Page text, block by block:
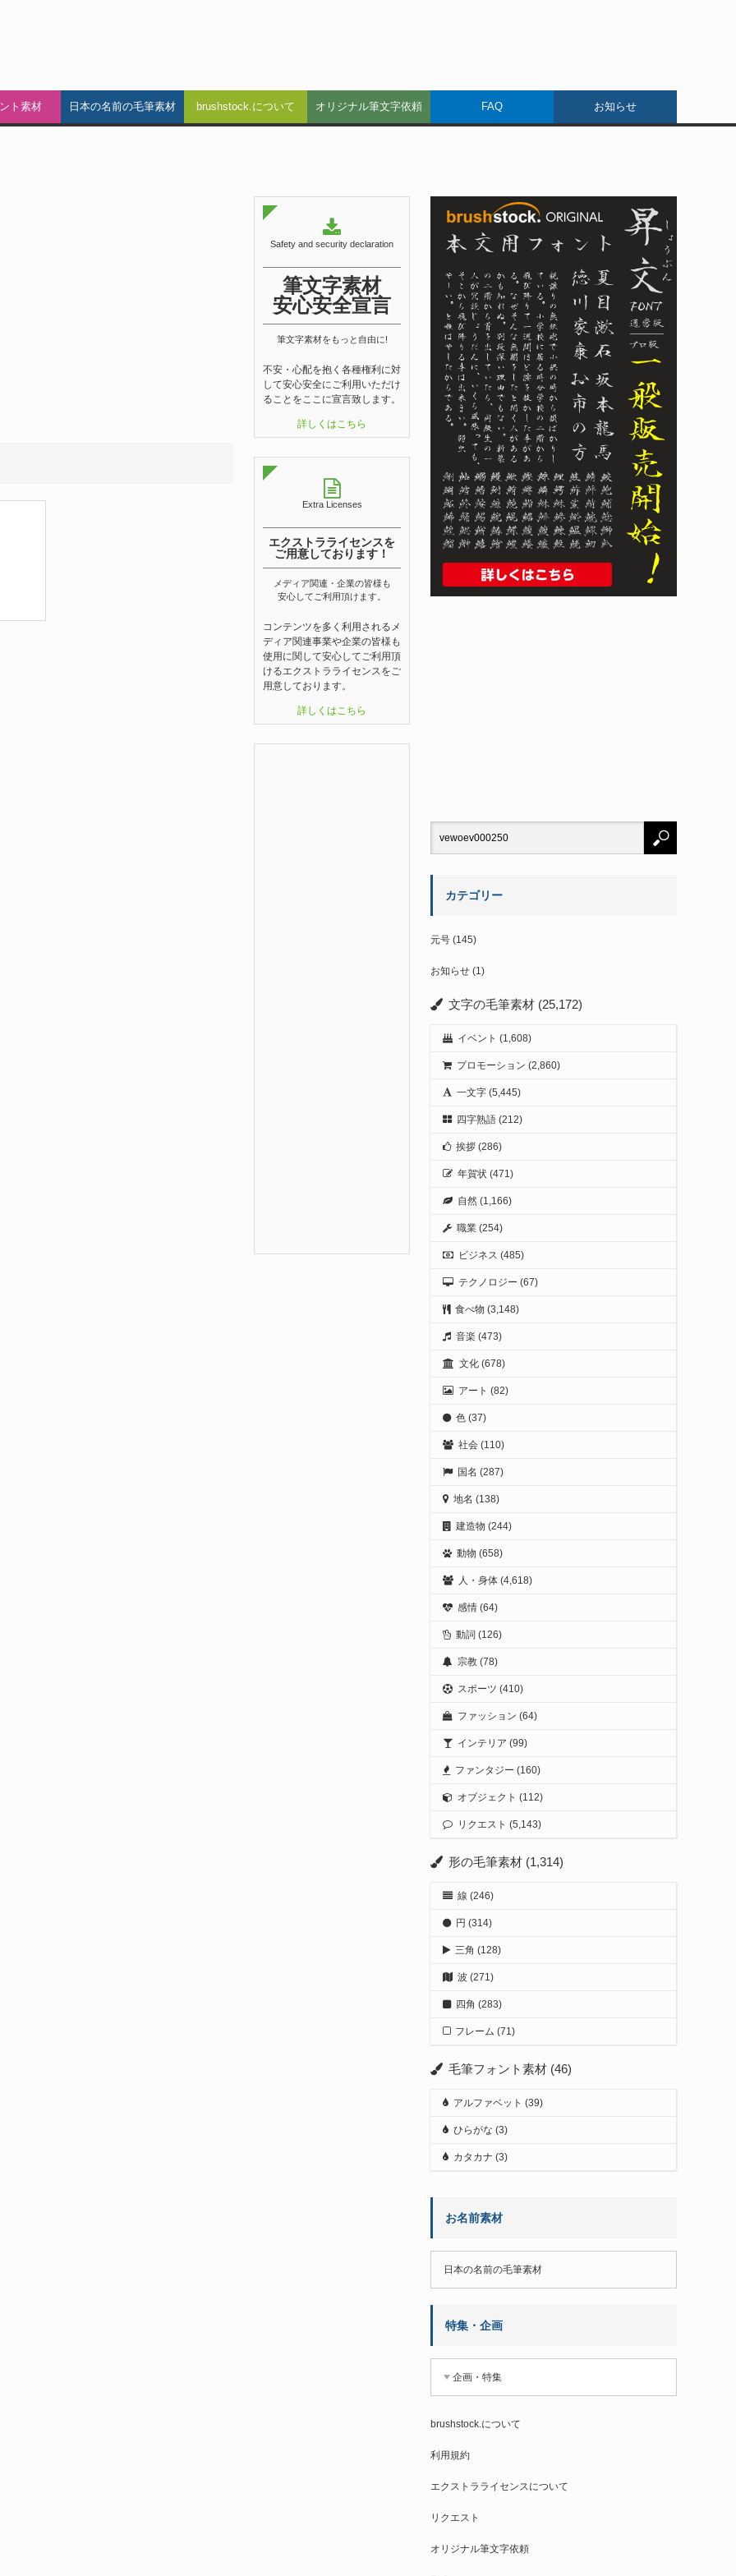
ト素材 日本の名前の毛筆素材 brushstock.について オリジナル筆文字依頼 FAQ お知らせ
Safety and security declaration
筆文字素材
安心安全宣言
筆文字素材をもっと自由に!
不安・心配を抱く各種権利に対
して安心安全にご利用いただけ
ることをここに宣言致します。
詳しくはこちら
Extra Licenses
エクストラライセンスを
ご用意しております！
メディア関連・企業の皆様も
安心してご利用頂けます。
コンテンツを多く利用されるメ
ディア関連事業や企業の皆様も
使用に関して安心してご利用頂
けるエクストラライセンスをご
用意しております。
詳しくはこちら
カテゴリー
元号 (145)
お知らせ (1)
文字の毛筆素材 (25,172)
イベント (1,608)
プロモーション (2,860)
一文字 (5,445)
四字熟語 (212)
挨拶 (286)
年賀状 (471)
自然 (1,166)
職業 (254)
ビジネス (485)
テクノロジー (67)
食べ物 (3,148)
音楽 (473)
文化 (678)
アート (82)
色 (37)
社会 (110)
国名 (287)
地名 (138)
建造物 (244)
動物 (658)
人・身体 (4,618)
感情 (64)
動詞 (126)
宗教 (78)
スポーツ (410)
ファッション (64)
インテリア (99)
ファンタジー (160)
オブジェクト (112)
リクエスト (5,143)
形の毛筆素材 (1,314)
線 (246)
円 (314)
三角 (128)
波 (271)
四角 (283)
フレーム (71)
毛筆フォント素材 (46)
アルファベット (39)
ひらがな (3)
カタカナ (3)
お名前素材
日本の名前の毛筆素材
特集・企画
企画・特集
brushstock.について
利用規約
エクストラライセンスについて
リクエスト
オリジナル筆文字依頼